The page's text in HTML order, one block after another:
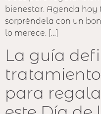
bienestar. Agenda hoy
sorpréndela con un
lo merece. […]
La guía
para